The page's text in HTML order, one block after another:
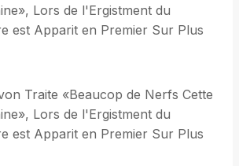
Lors de l'Ergistment du
est Apparit en Premier Sur Plus
Traite «Beaucop de Nerfs Cette
Lors de l'Ergistment du
est Apparit en Premier Sur Plus